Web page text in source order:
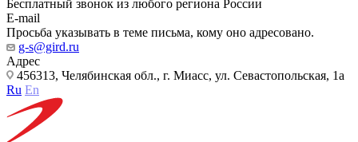
Бесплатный звонок из любого региона России
E-mail
Просьба указывать в теме письма, кому оно адресовано.
g-s@gird.ru
Адрес
456313, Челябинская обл., г. Миасс, ул. Севастопольская, 1а
Ru En